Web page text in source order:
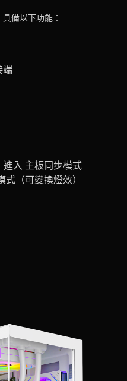
備以下功能：
端
入 主板同步模式
（可變換燈效）